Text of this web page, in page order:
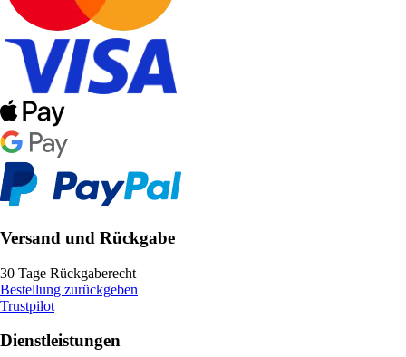
Versand und Rückgabe
30 Tage Rückgaberecht
Bestellung zurückgeben
Trustpilot
Dienstleistungen